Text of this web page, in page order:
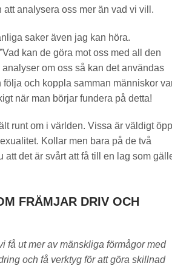
analysera oss mer än vad vi vill.
saker även jag kan höra.
kan de göra mot oss med all den
om oss så kan det användas
och koppla samman människor
när man börjar fundera på detta!
runt om i världen. Vissa är väldigt
Kollar men bara på de två
det är svårt att få till en lag som
FRÄMJAR DRIV OCH
få ut mer av mänskliga förmågor med
och få verktyg för att göra skillnad